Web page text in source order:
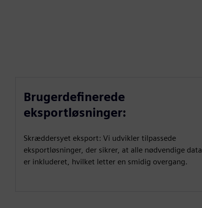
Brugerdefinerede
eksportløsninger:
Skræddersyet eksport: Vi udvikler tilpassede
eksportløsninger, der sikrer, at alle nødvendige data
er inkluderet, hvilket letter en smidig overgang.